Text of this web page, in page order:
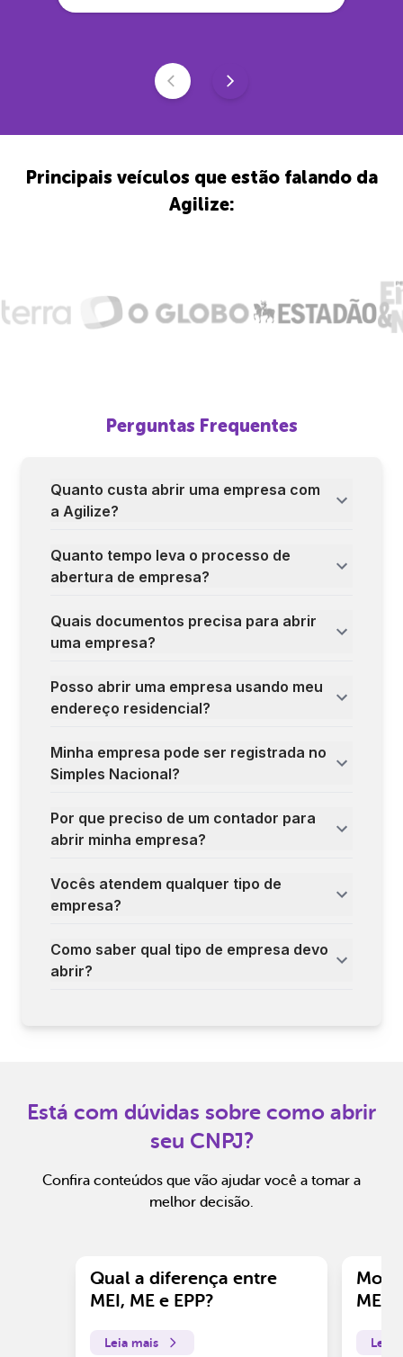
Principais veículos que estão falando da
Agilize:
Perguntas Frequentes
Quanto custa abrir uma empresa com
a Agilize?
Quanto tempo leva o processo de
abertura de empresa?
Quais documentos precisa para abrir
uma empresa?
Posso abrir uma empresa usando meu
endereço residencial?
Minha empresa pode ser registrada no
Simples Nacional?
Por que preciso de um contador para
abrir minha empresa?
Vocês atendem qualquer tipo de
empresa?
Como saber qual tipo de empresa devo
abrir?
Está com dúvidas sobre como abrir
seu CNPJ?
Confira conteúdos que vão ajudar você a tomar a
melhor decisão.
Qual a diferença entre
MEI, ME e EPP?
Leia mais
ME?
Leia